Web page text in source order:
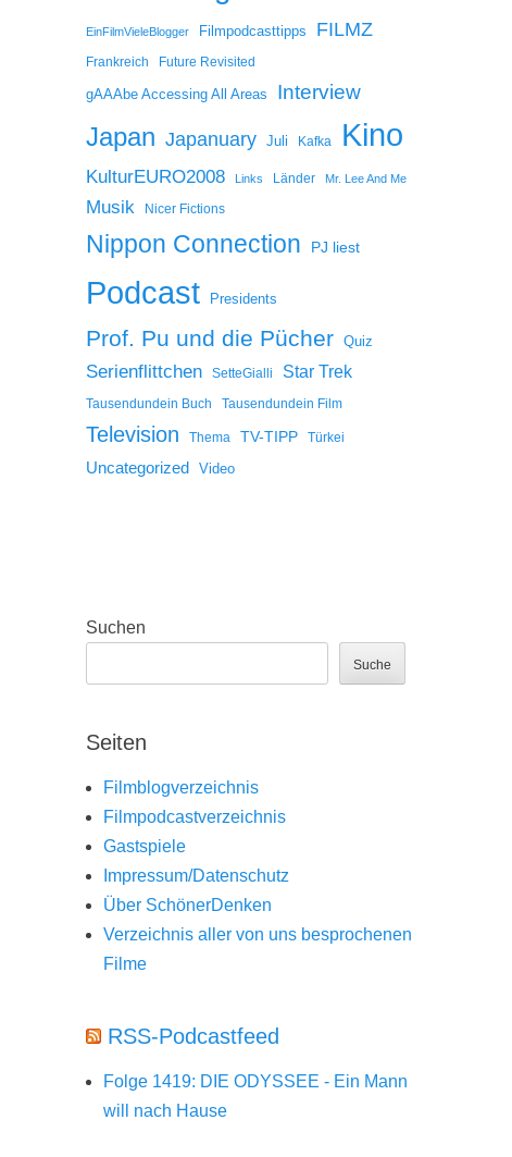
EinFilmVieleBlogger Filmpodcasttipps FILMZ
Frankreich Future Revisited
gAAAbe Accessing All Areas Interview
Japan Japanuary Juli Kafka Kino
KulturEURO2008 Links Länder Mr. Lee And Me
Musik Nicer Fictions
Nippon Connection PJ liest
Podcast Presidents
Prof. Pu und die Pücher Quiz
Serienflittchen SetteGialli Star Trek
Tausendundein Buch Tausendundein Film
Television Thema TV-TIPP Türkei
Uncategorized Video
Suchen
Suche
Seiten
Filmblogverzeichnis
Filmpodcastverzeichnis
Gastspiele
Impressum/Datenschutz
Über SchönerDenken
Verzeichnis aller von uns besprochenen
Filme
RSS-Podcastfeed
Folge 1419: DIE ODYSSEE - Ein Mann
will nach Hause